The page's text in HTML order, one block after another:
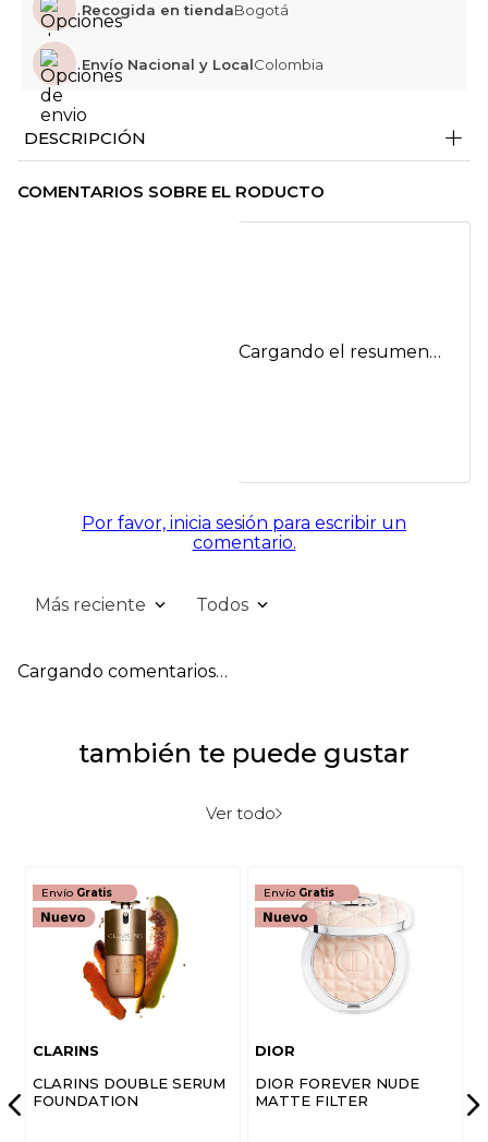
Recogida en tiendaBogotá
Envío Nacional y LocalColombia
DESCRIPCIÓN +
COMENTARIOS SOBRE EL RODUCTO
Cargando el resumen…
Por favor, inicia sesión para escribir un
comentario.
Más reciente Todos
Cargando comentarios…
también te puede gustar
Ver todo
Envío Gratis
CLARINS
CLARINS DOUBLE SERUM
FOUNDATION
Envío Gratis
DIOR
DIOR FOREVER NUDE
MATTE FILTER